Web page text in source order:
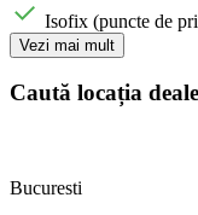
Isofix (puncte de
Vezi mai mult
Caută locația
Bucuresti